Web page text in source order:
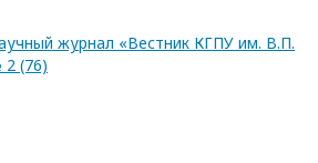
журнал «Вестник КГПУ им. В.П.
(76)